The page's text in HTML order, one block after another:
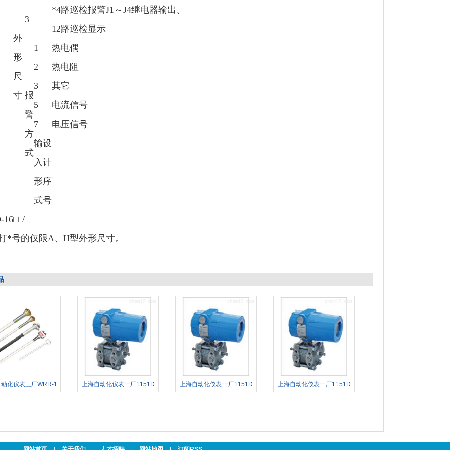
外
形
尺
寸
3
*4路巡检报警J1～J4继电器输出、
12路巡检显示
报
警
方
式
1
热电偶
2
热电阻
3
其它
5
电流信号
7
电压信号
输
入
形
式
设
计
序
号
-16□ /□ □ □
*号的仅限A、H型外形尺寸。
化仪表三厂WRR-1 上海自动化仪表一厂1151D 上海自动化仪表一厂1151D 上海自动化仪表一厂1151D